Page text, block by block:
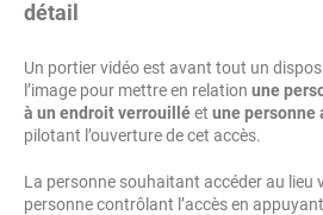
détail
Un portier vidéo est avant tout un
l’image pour mettre en relation une
à un endroit verrouilléet une personne
pilotant l’ouverture de cet accès.
La personne souhaitant accéder au lieu
personne contrôlant l’accès en